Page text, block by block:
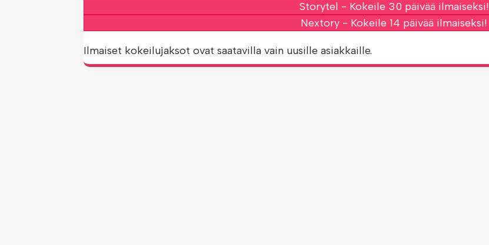
Storytel - Kokeile 30 päivää ilmaiseksi!
Nextory - Kokeile 14 päivää ilmaiseksi!
Ilmaiset kokeilujaksot ovat saatavilla vain uusille asiakkaille.